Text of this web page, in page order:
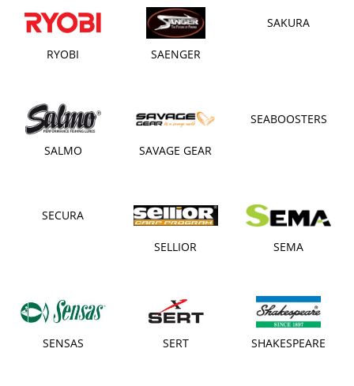
RYOBI SAENGER
SAKURA
SALMO SAVAGE GEAR
SEABOOSTERS
SECURA
SELLIOR SEMA
SENSAS SERT SHAKESPEARE